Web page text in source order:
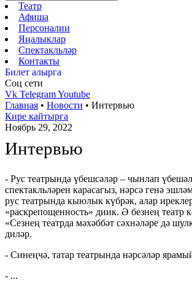
Театр
Афиша
Персоналии
Яңалыклар
Спектакльләр
Контакты
Билет алырга
Соц cети
Vk TelegramYoutube
Главная • Новости • Интервью
Кире кайтырга
Ноябрь 29, 2022
Интервью
- Рус театрында үбешсәләр – чынлап
спектакльләрен карасагыз, нәрсә генә
рус театрында кыюлык күбрәк, алар
«раскрепощенность» диик. Ә безнең театр
«Сезнең театрда мәхәббәт сәхнәләре дә
диләр.
- Синеңчә, татар театрында нәрсәләр
- ...